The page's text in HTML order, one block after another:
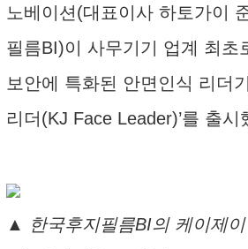
노베이션(대표이사 하토가이
필름BI)이 사무기기 업계 최초
보안에 특화된 안면인식 리더
리더(KJ Face Leader)’를 출시
▲ 한국후지필름BI의 케이제